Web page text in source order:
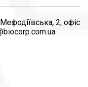
2; офіс